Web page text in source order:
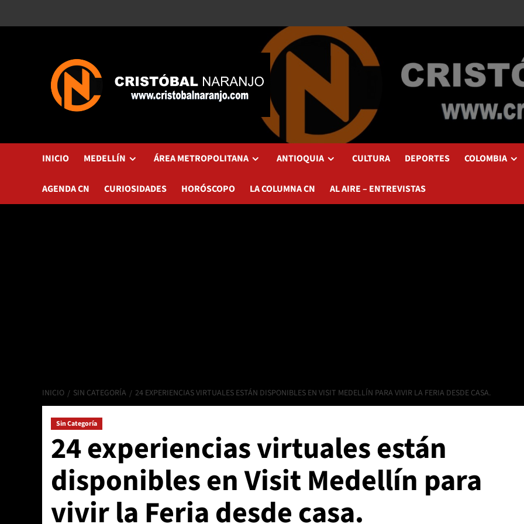
INICIO MEDELLÍN ÁREA METROPOLITANA ANTIOQUIA CULTURA DEPORTES COLOMBIA
AGENDA CN CURIOSIDADES HORÓSCOPO LA COLUMNA CN AL AIRE – ENTREVISTAS
INICIO SIN CATEGORÍA 24 EXPERIENCIAS VIRTUALES ESTÁN DISPONIBLES EN VISIT MEDELLÍN PARA VIVIR LA FERIA DESDE CASA.
Sin Categoría
24 experiencias virtuales están
disponibles en Visit Medellín para
vivir la Feria desde casa.